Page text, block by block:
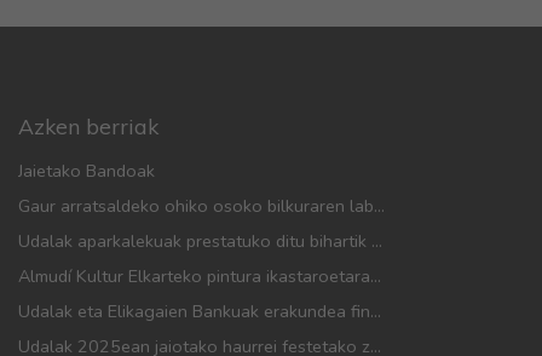
Azken berriak
Jaietako Bandoak
Gaur arratsaldeko ohiko osoko bilkuraren laburpena
Udalak aparkalekuak prestatuko ditu bihartik aurrera eta mugikortasun neurriak hartuko ditu herriko festak direla eta
Almudí Kultur Elkarteko pintura ikastaroetarako matrikula irailaren 1etik 4ra irekiko da
Udalak eta Elikagaien Bankuak erakundea finantzatzeko hitzarmena berritu dute
Udalak 2025ean jaiotako haurrei festetako zapi gorria banatu die